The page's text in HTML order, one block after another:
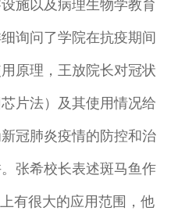
施以及病理生物学教育
询问了学院在抗疫期间
原理，王放院长对冠状
片法）及其使用情况给
冠肺炎疫情的防控和治
张希校长表述斑马鱼作
有很大的应用范围，他